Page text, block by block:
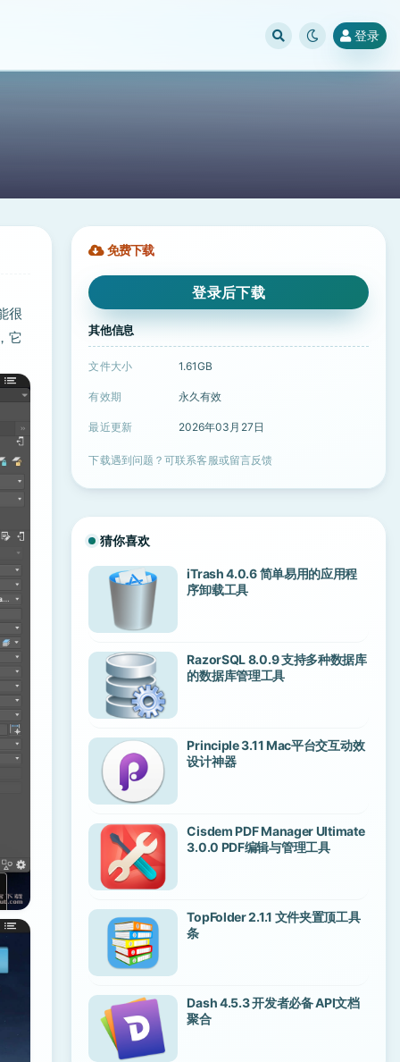
登录
很
它
免费下载
登录后下载
其他信息
文件大小 1.61GB
有效期 永久有效
最近更新 2026年03月27日
下载遇到问题？可联系客服或留言反馈
猜你喜欢
iTrash 4.0.6 简单易用的应用程
序卸载工具
RazorSQL 8.0.9 支持多种数据库
的数据库管理工具
Principle 3.11 Mac平台交互动效
设计神器
Cisdem PDF Manager Ultimate
3.0.0 PDF编辑与管理工具
TopFolder 2.1.1 文件夹置顶工具
条
Dash 4.5.3 开发者必备 API文档
聚合